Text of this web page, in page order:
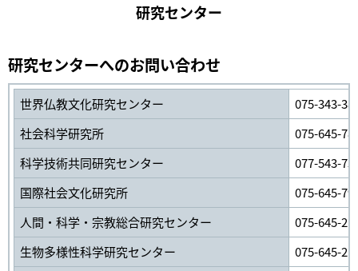
研究センター
研究センターへのお問い合わせ
世界仏教文化研究センター
075-343-
社会科学研究所
075-645-
科学技術共同研究センター
077-543-
国際社会文化研究所
075-645-
人間・科学・宗教総合研究センター
075-645-
生物多様性科学研究センター
075-645-